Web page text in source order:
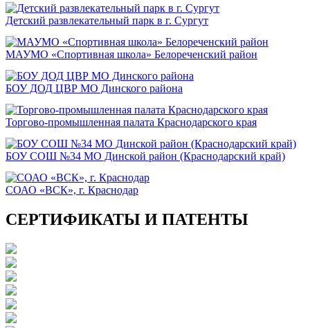
Детский развлекательный парк в г. Сургут
МАУМО «Спортивная школа» Белореченский район
БОУ ДОД ЦВР МО Динского района
Торгово-промышленная палата Краснодарского края
БОУ СОШ №34 МО Динской район (Краснодарский край)
СОАО «ВСК», г. Краснодар
СЕРТИФИКАТЫ И ПАТЕНТЫ